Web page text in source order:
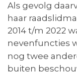
Als gevolg
haar
2014 t/m 2022
nevenfuncties
nog twee
buiten